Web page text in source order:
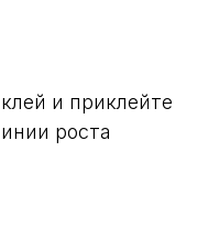
и приклейте
роста